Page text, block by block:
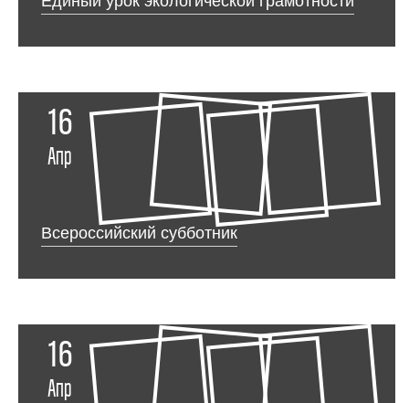
16
Апр
Всероссийский субботник
16
Апр